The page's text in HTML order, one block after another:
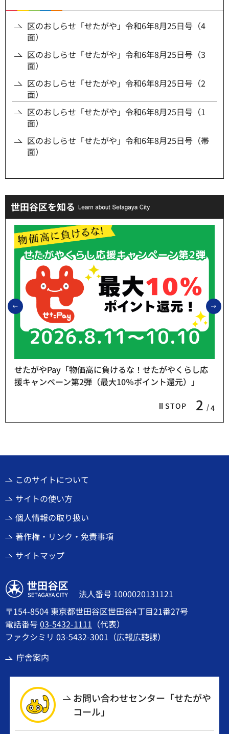
区のおしらせ「せたがや」令和6年8月25日号（4
面）
区のおしらせ「せたがや」令和6年8月25日号（3
面）
区のおしらせ「せたがや」令和6年8月25日号（2
面）
区のおしらせ「せたがや」令和6年8月25日号（1
面）
区のおしらせ「せたがや」令和6年8月25日号（帯
面）
世田谷区を知る
前のスライドを表示
STOP 3 4
やくらし応
還元）」
熱中症予防「お休み処」をご利用くだ
このサイトについて
サイトの使い方
個人情報の取り扱い
著作権・リンク・免責事項
サイトマップ
世田谷区
法人番号 1000020131121
〒154-8504 東京都世田谷区世田谷4丁目21番27号
電話番号03-5432-1111 （代表）
ファクシミリ 03-5432-3001（広報広聴課）
庁舎案内
お問い合わせセンター「せたがや
コール」